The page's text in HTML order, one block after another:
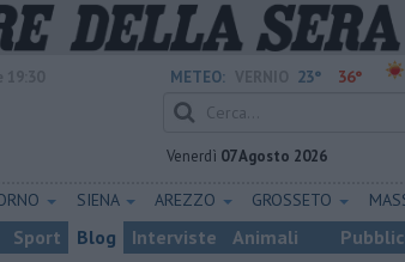
METEO: 23° 36°
Venerdì 07 Agosto 2026
SIENA AREZZO GROSSETO
Sport Blog Interviste Animali